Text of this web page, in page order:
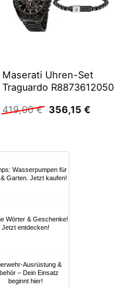
Maserati Uhren-Set
Traguardo R8873612050
419,00€ Ursprünglicher
Preis
356,15 €
Wasserpumpen für
& Garten. Jetzt kaufen!
Wörter & Geschenke!
Jetzt entdecken!
Ausrüstung &
– Dein Einsatz
beginnt hier!